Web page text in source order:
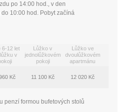
po 14:00 hod., v den
10:00 hod. Pobyt začíná
6-12 let
v
Lůžko v
jednolůžkovém
pokoji
Lůžko ve
dvoulůžkovém
apartmánu
Kč 11 100 Kč 12 020 Kč
penzí formou bufetových stolů